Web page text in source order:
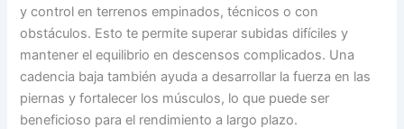
y control en terrenos empinados, técnicos o con
obstáculos. Esto te permite superar subidas difíciles y
mantener el equilibrio en descensos complicados. Una
cadencia baja también ayuda a desarrollar la fuerza en las
piernas y fortalecer los músculos, lo que puede ser
beneficioso para el rendimiento a largo plazo.